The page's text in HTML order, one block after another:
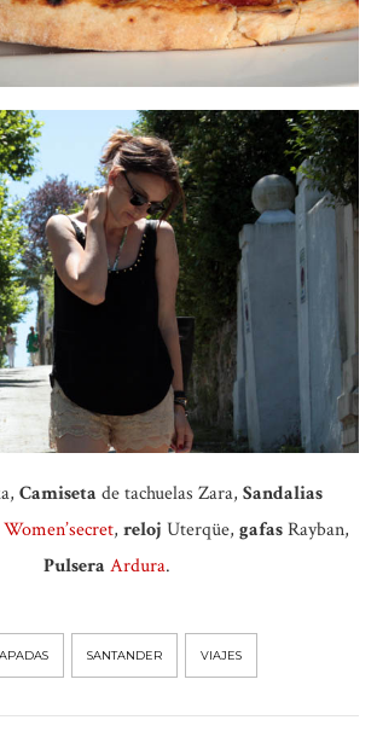
Camiseta de tachuelas Zara, Sandalias
Women’secret, reloj Uterqüe, gafasRayban,
Pulsera Ardura.
SANTANDER VIAJES